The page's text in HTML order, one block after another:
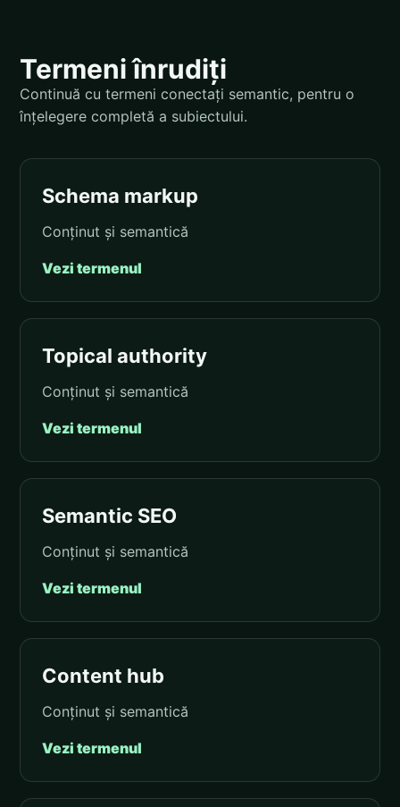
Termeni înrudiți
Continuă cu termeni conectați semantic, pentru o
înțelegere completă a subiectului.
Schema markup
Conținut și semantică
Vezi termenul
Topical authority
Conținut și semantică
Vezi termenul
Semantic SEO
Conținut și semantică
Vezi termenul
Content hub
Conținut și semantică
Vezi termenul